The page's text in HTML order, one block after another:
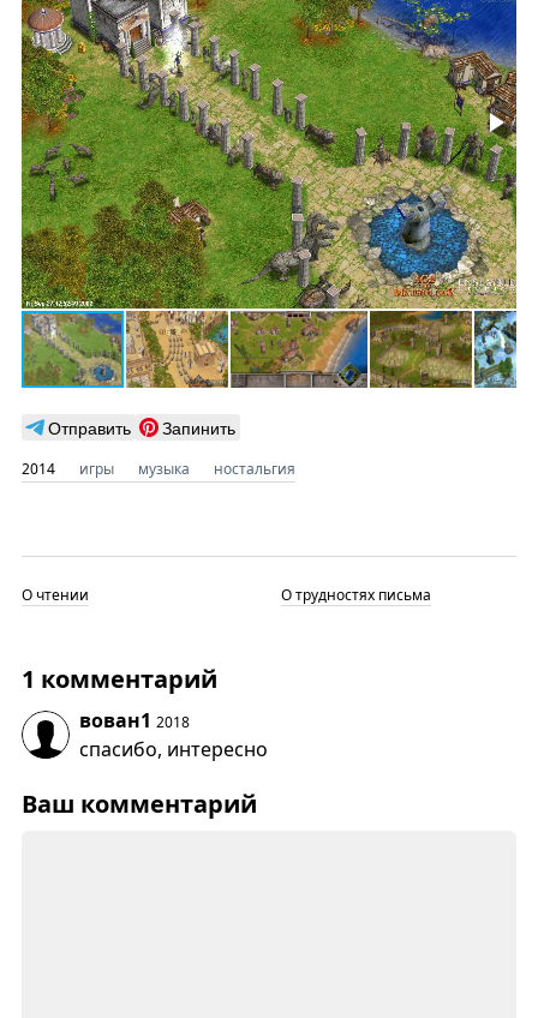
Отправить Запинить
2014 игры музыка ностальгия
О чтении О трудностях письма
1 комментарий
вован1 2018
спасибо, интересно
Ваш комментарий